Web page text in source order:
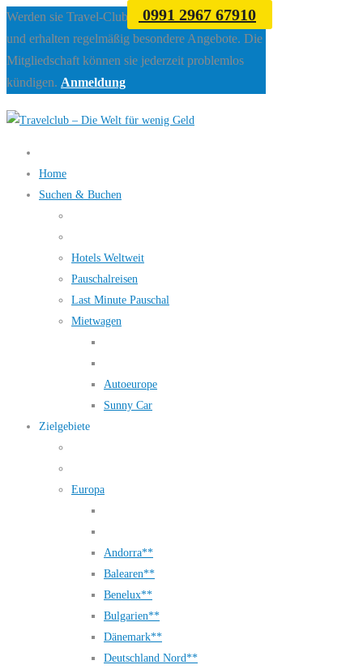
0991 2967 67910
Werden sie Travel-Club Mitglied beim Travelclub
und erhalten regelmäßig besondere Angebote. Die
Mitgliedschaft können sie jederzeit problemlos
kündigen. Anmeldung
Home
Suchen & Buchen
Hotels Weltweit
Pauschalreisen
Last Minute Pauschal
Mietwagen
Autoeurope
Sunny Car
Zielgebiete
Europa
Andorra**
Balearen**
Benelux**
Bulgarien**
Dänemark**
Deutschland Nord**